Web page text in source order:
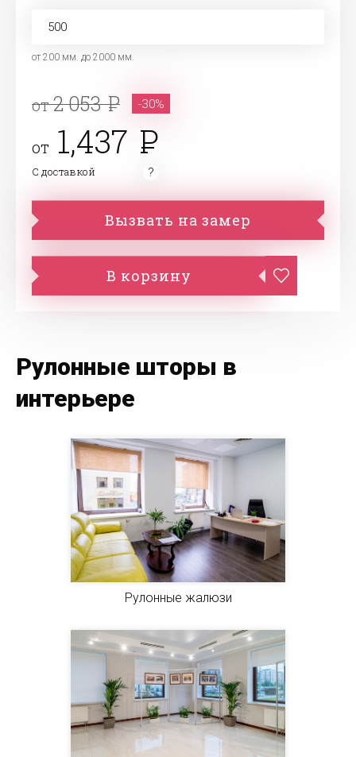
от 200 мм. до 2000 мм.
от2 053 -30%
от 1,437
С доставкой
Вызвать на замер
В корзину
Рулонные шторы в
интерьере
Рулонные жалюзи